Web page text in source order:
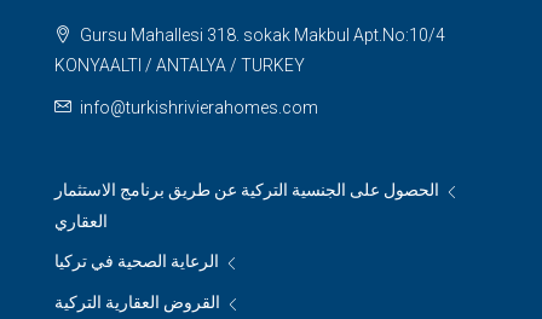
Gursu Mahallesi 318. sokak Makbul Apt.No:10/4
KONYAALTI / ANTALYA / TURKEY
info@turkishrivierahomes.com
الحصول على الجنسية التركية عن طريق برنامج الاستثمار
العقاري
الرعاية الصحية في تركيا
القروض العقارية التركية